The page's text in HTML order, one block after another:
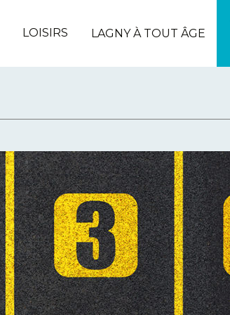
LOISIRS LAGNY À TOUT ÂGE